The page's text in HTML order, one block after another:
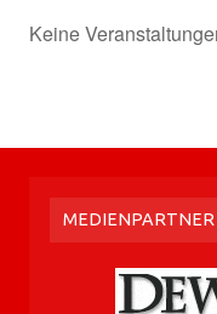
Keine
MEDIENPARTNER